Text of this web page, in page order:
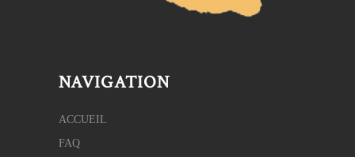
NAVIGATION
ACCUEIL
FAQ